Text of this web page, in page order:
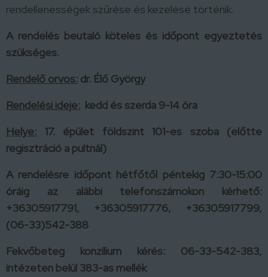
rendellenességek szűrése és kezelése történik.
A rendelés beutaló köteles és időpont egyeztetés
szükséges.
Rendelő orvos: dr. Élő György
Rendelési ideje: kedd és szerda 9-14 óra
Helye: 17. épület földszint 101-es szoba (előtte
regisztráció a pultnál)
A rendelésre időpont hétfőtől péntekig 7:30-15:00
óráig az alábbi telefonszámokon kérhető:
+36305917791, +36305917776, +36305917799,
(06-33)542-388
Fekvőbeteg konzílium kérés: 06-33-542-383,
intézeten belül 383-as mellék